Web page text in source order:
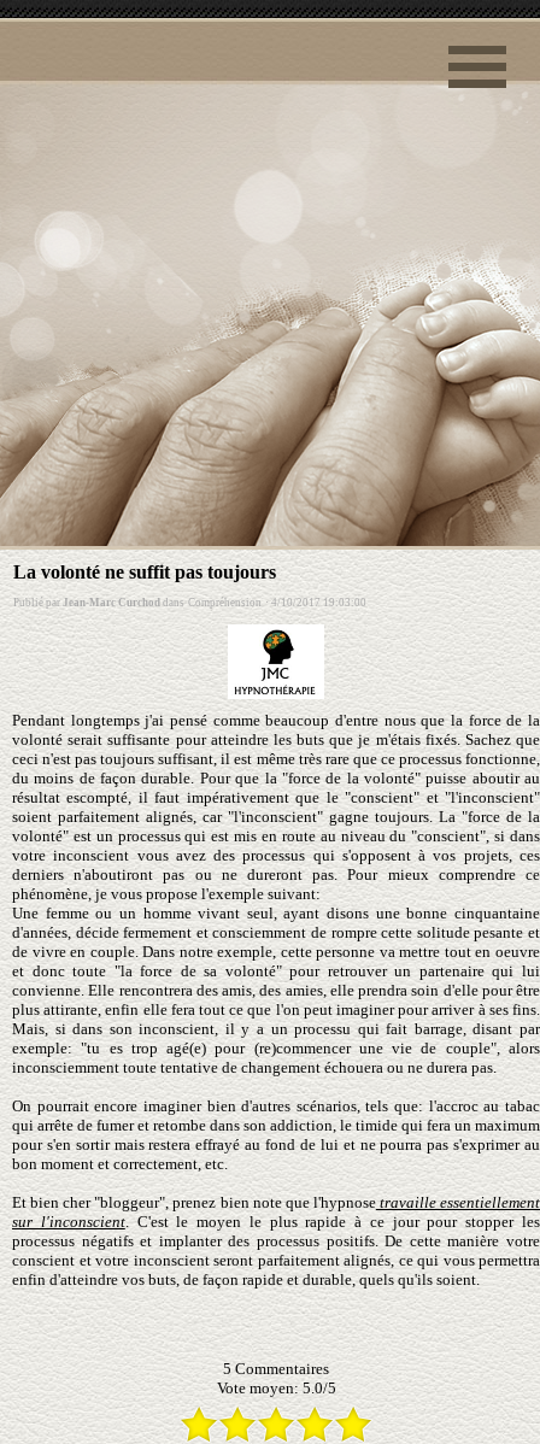
La volonté ne suffit pas toujours
Publié parJean-Marc Curchod dansCompréhension·4/10/2017 19:03:00
Pendant longtemps j'ai pensé comme beaucoup d'entre nous que la force de la
volonté serait suffisante pour atteindre les buts que je m'étais fixés. Sachez que
ceci n'est pas toujours suffisant, il est même très rare que ce processus fonctionne,
du moins de façon durable. Pour que la "force de la volonté" puisse aboutir au
résultat escompté, il faut impérativement que le "conscient" et "l'inconscient"
soient parfaitement alignés, car "l'inconscient" gagne toujours. La "force de la
volonté" est un processus qui est mis en route au niveau du "conscient", si dans
votre inconscient vous avez des processus qui s'opposent à vos projets, ces
derniers n'aboutiront pas ou ne dureront pas. Pour mieux comprendre ce
phénomène, je vous propose l'exemple suivant:
Une femme ou un homme vivant seul, ayant disons une bonne cinquantaine
d'années, décide fermement et consciemment de rompre cette solitude pesante et
de vivre en couple. Dans notre exemple, cette personne va mettre tout en oeuvre
et donc toute "la force de sa volonté" pour retrouver un partenaire qui lui
convienne. Elle rencontrera des amis, des amies, elle prendra soin d'elle pour être
plus attirante, enfin elle fera tout ce que l'on peut imaginer pour arriver à ses fins.
Mais, si dans son inconscient, il y a un processu qui fait barrage, disant par
exemple: "tu es trop agé(e) pour (re)commencer une vie de couple", alors
inconsciemment toute tentative de changement échouera ou ne durera pas.
On pourrait encore imaginer bien d'autres scénarios, tels que: l'accroc au tabac
qui arrête de fumer et retombe dans son addiction, le timide qui fera un maximum
pour s'en sortir mais restera effrayé au fond de lui et ne pourra pas s'exprimer au
bon moment et correctement, etc.
Et bien cher "bloggeur", prenez bien note que l'hypnosetravaille essentiellement
sur l'inconscient. C'est le moyen le plus rapide à ce jour pour stopper les
processus négatifs et implanter des processus positifs. De cette manière votre
conscient et votre inconscient seront parfaitement alignés, ce qui vous permettra
enfin d'atteindre vos buts, de façon rapide et durable, quels qu'ils soient.
5Commentaires
Vote moyen:5.0/5